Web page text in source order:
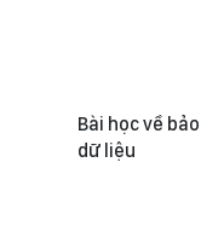
Bài học về
dữ liệu